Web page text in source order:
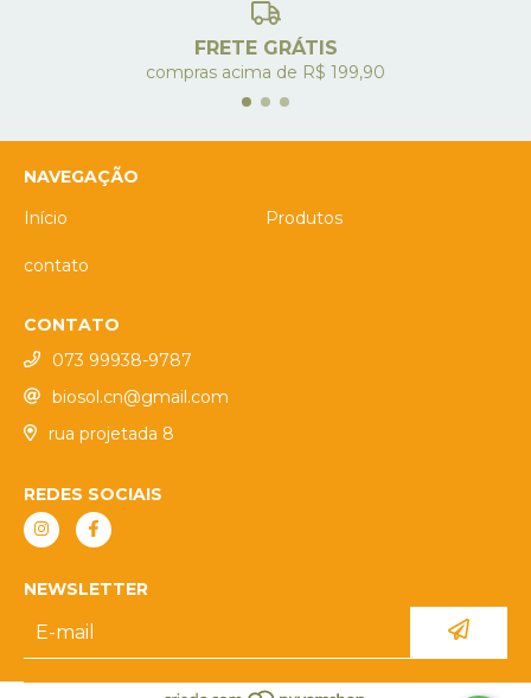
FRETE GRÁTIS
compras acima de R$ 199,90
NAVEGAÇÃO
Início
Produtos
contato
CONTATO
073 99938-9787
biosol.cn@gmail.com
rua projetada 8
REDES SOCIAIS
NEWSLETTER